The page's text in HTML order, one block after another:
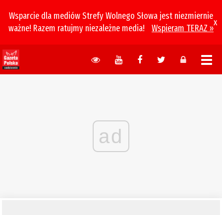
Wsparcie dla mediów Strefy Wolnego Słowa jest niezmiernie
ważne! Razem ratujmy niezależne media!
Wspieram TERAZ »
x
ad